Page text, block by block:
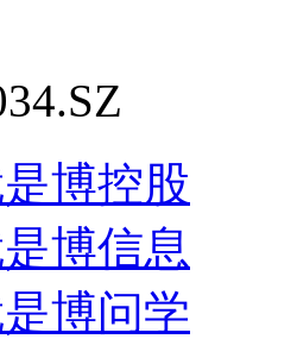
博控股
博信息
博问学